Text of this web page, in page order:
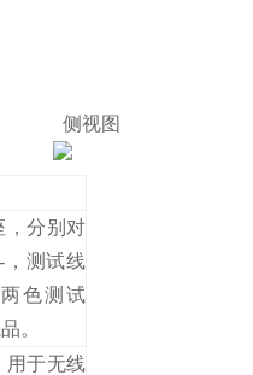
图
，分别对
，测试线
色测试
。
用于无线